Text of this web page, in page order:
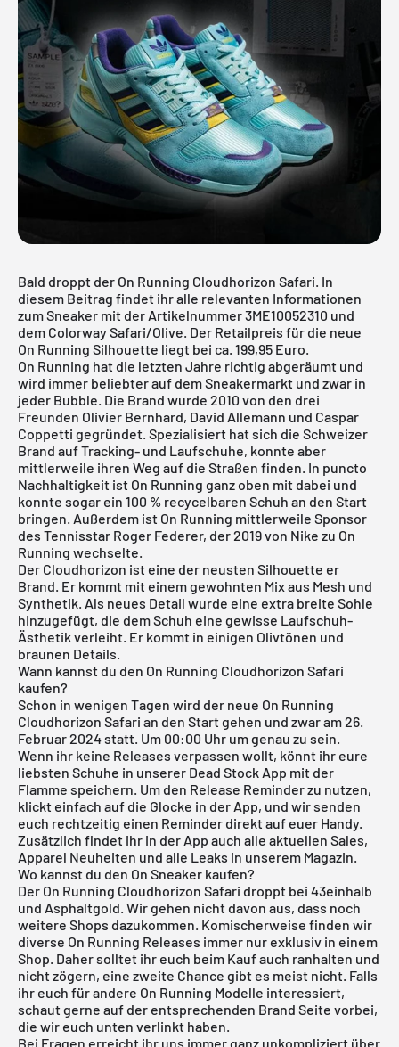
Bald droppt der On Running Cloudhorizon Safari. In
diesem Beitrag findet ihr alle relevanten Informationen
zum Sneaker mit der Artikelnummer 3ME10052310 und
dem Colorway Safari/Olive. Der Retailpreis für die neue
On Running Silhouette liegt bei ca. 199,95 Euro.
On Running hat die letzten Jahre richtig abgeräumt und
wird immer beliebter auf dem Sneakermarkt und zwar in
jeder Bubble. Die Brand wurde 2010 von den drei
Freunden Olivier Bernhard, David Allemann und Caspar
Coppetti gegründet. Spezialisiert hat sich die Schweizer
Brand auf Tracking- und Laufschuhe, konnte aber
mittlerweile ihren Weg auf die Straßen finden. In puncto
Nachhaltigkeit ist On Running ganz oben mit dabei und
konnte sogar ein 100 % recycelbaren Schuh an den Start
bringen. Außerdem ist On Running mittlerweile Sponsor
des Tennisstar Roger Federer, der 2019 von Nike zu On
Running wechselte.
Der Cloudhorizon ist eine der neusten Silhouette er
Brand. Er kommt mit einem gewohnten Mix aus Mesh und
Synthetik. Als neues Detail wurde eine extra breite Sohle
hinzugefügt, die dem Schuh eine gewisse Laufschuh-
Ästhetik verleiht. Er kommt in einigen Olivtönen und
braunen Details.
Wann kannst du den On Running Cloudhorizon Safari
kaufen?
Schon in wenigen Tagen wird der neue On Running
Cloudhorizon Safari an den Start gehen und zwar am 26.
Februar 2024 statt. Um 00:00 Uhr um genau zu sein.
Wenn ihr keine Releases verpassen wollt, könnt ihr eure
liebsten Schuhe in unserer Dead Stock App mit der
Flamme speichern. Um den Release Reminder zu nutzen,
klickt einfach auf die Glocke in der App, und wir senden
euch rechtzeitig einen Reminder direkt auf euer Handy.
Zusätzlich findet ihr in der App auch alle aktuellen Sales,
Apparel Neuheiten und alle Leaks in unserem Magazin.
Wo kannst du den On Sneaker kaufen?
Der On Running Cloudhorizon Safari droppt bei 43einhalb
und Asphaltgold. Wir gehen nicht davon aus, dass noch
weitere Shops dazukommen. Komischerweise finden wir
diverse On Running Releases immer nur exklusiv in einem
Shop. Daher solltet ihr euch beim Kauf auch ranhalten und
nicht zögern, eine zweite Chance gibt es meist nicht. Falls
ihr euch für andere On Running Modelle interessiert,
schaut gerne auf der entsprechenden Brand Seite vorbei,
die wir euch unten verlinkt haben.
Bei Fragen erreicht ihr uns immer ganz unkompliziert über